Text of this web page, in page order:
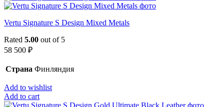
Vertu Signature S Design Mixed Metals
Rated 5.00 out of 5
58 500 ₽
Страна Финляндия
Add to wishlist
Add to cart